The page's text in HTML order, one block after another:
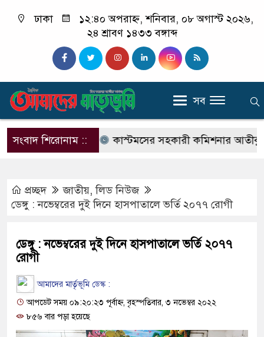
ঢাকা
১২:৪০ অপরাহ্ন, শনিবার, ০৮ অগাস্ট ২০২৬,
২৪ শ্রাবণ ১৪৩৩ বঙ্গাব্দ
সব
সংবাদ শিরোনাম ::
অভিযোগ কাস্টমসের সহকারী কমিশনার
প্রচ্ছদ জাতীয়,লিড নিউজ
ডেঙ্গু : নভেম্বরের দুই দিনে হাসপাতালে ভর্তি ২০৭৭ রোগী
ডেঙ্গু : নভেম্বরের দুই দিনে হাসপাতালে ভর্তি ২০৭৭
রোগী
আমাদের মার্তৃভূমি ডেস্ক :
আপডেট সময় ০৯:২০:২৩ পূর্বাহ্ন, বৃহস্পতিবার, ৩ নভেম্বর ২০২২
৮৫৬ বার পড়া হয়েছে